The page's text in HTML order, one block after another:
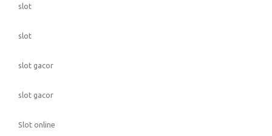
slot
slot
slot gacor
slot gacor
Slot online